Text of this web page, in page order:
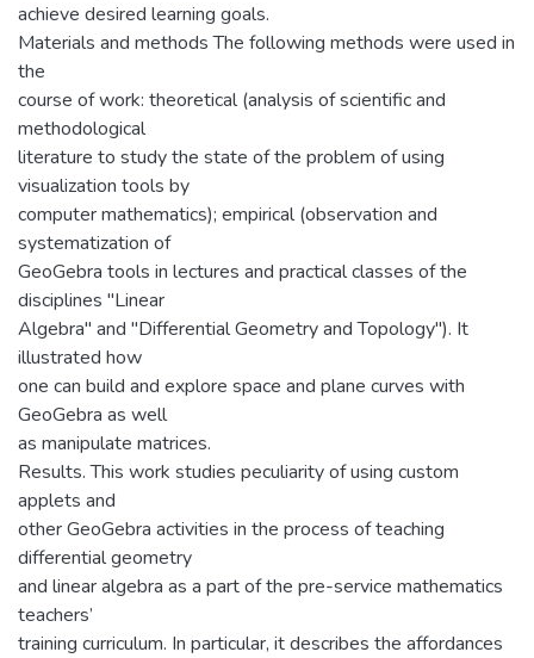
achieve desired learning goals.
Materials and methods The following methods were used in
the
course of work: theoretical (analysis of scientific and
methodological
literature to study the state of the problem of using
visualization tools by
computer mathematics); empirical (observation and
systematization of
GeoGebra tools in lectures and practical classes of the
disciplines "Linear
Algebra" and "Differential Geometry and Topology"). It
illustrated how
one can build and explore space and plane curves with
GeoGebra as well
as manipulate matrices.
Results. This work studies peculiarity of using custom
applets and
other GeoGebra activities in the process of teaching
differential geometry
and linear algebra as a part of the pre-service mathematics
teachers’
training curriculum. In particular, it describes the affordances